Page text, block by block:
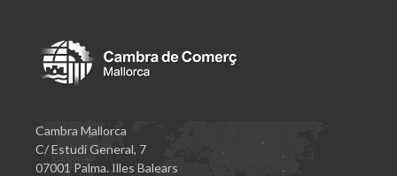
Cambra Mallorca
C/ Estudi General, 7
07001 Palma. Illes Balears